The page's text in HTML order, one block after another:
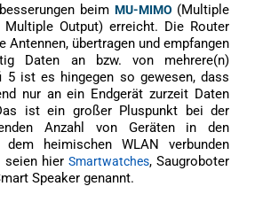
beim MU-MIMO (Multiple
Output) erreicht. Die Router
Antennen, übertragen und empfangen
Daten an bzw. von mehrere(n)
5 ist es hingegen so gewesen, dass
nur an ein Endgerät zurzeit Daten
ist ein großer Pluspunkt bei der
Anzahl von Geräten in den
heimischen WLAN verbunden
seien hier Smartwatches, Saugroboter
Speaker genannt.